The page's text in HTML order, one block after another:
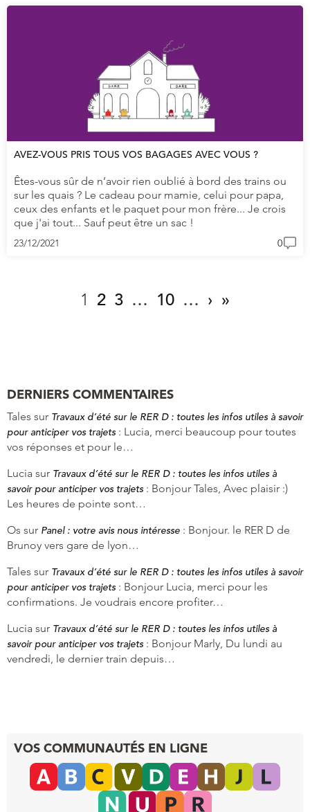
AVEZ-VOUS PRIS TOUS VOS BAGAGES AVEC VOUS ?
Êtes-vous sûr de n’avoir rien oublié à bord des trains ou
sur les quais ? Le cadeau pour mamie, celui pour papa,
ceux des enfants et le paquet pour mon frère... Je crois
que j'ai tout... Sauf peut être un sac !
23/12/2021 0
1 2 3 … 10 … › »
DERNIERS COMMENTAIRES
Tales sur Travaux d’été sur le RER D : toutes les infos utiles à savoir
pour anticiper vos trajets : Lucia, merci beaucoup pour toutes
vos réponses et pour le…
Lucia sur Travaux d’été sur le RER D : toutes les infos utiles à
savoir pour anticiper vos trajets : Bonjour Tales, Avec plaisir :)
Les heures de pointe sont…
Os sur Panel : votre avis nous intéresse : Bonjour. le RER D de
Brunoy vers gare de lyon…
Tales sur Travaux d’été sur le RER D : toutes les infos utiles à savoir
pour anticiper vos trajets : Bonjour Lucia, merci pour les
confirmations. Je voudrais encore profiter…
Lucia sur Travaux d’été sur le RER D : toutes les infos utiles à
savoir pour anticiper vos trajets : Bonjour Marly, Du lundi au
vendredi, le dernier train depuis…
VOS COMMUNAUTÉS EN LIGNE